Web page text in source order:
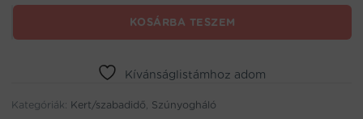
cm
KOSÁRBA TESZEM
Kívánságlistámhoz adom
Kategóriák: Kert/szabadidő, Szúnyogháló